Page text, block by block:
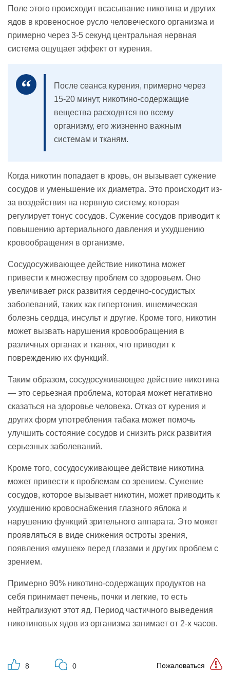
Поле этого происходит всасывание никотина и других
ядов в кровеносное русло человеческого организма и
примерно через 3-5 секунд центральная нервная
система ощущает эффект от курения.
После сеанса курения, примерно через
15-20 минут, никотино-содержащие
вещества расходятся по всему
организму, его жизненно важным
системам и тканям.
Когда никотин попадает в кровь, он вызывает сужение
сосудов и уменьшение их диаметра. Это происходит из-
за воздействия на нервную систему, которая
регулирует тонус сосудов. Сужение сосудов приводит к
повышению артериального давления и ухудшению
кровообращения в организме.
Сосудосуживающее действие никотина может
привести к множеству проблем со здоровьем. Оно
увеличивает риск развития сердечно-сосудистых
заболеваний, таких как гипертония, ишемическая
болезнь сердца, инсульт и другие. Кроме того, никотин
может вызвать нарушения кровообращения в
различных органах и тканях, что приводит к
повреждению их функций.
Таким образом, сосудосуживающее действие никотина
— это серьезная проблема, которая может негативно
сказаться на здоровье человека. Отказ от курения и
других форм употребления табака может помочь
улучшить состояние сосудов и снизить риск развития
серьезных заболеваний.
Кроме того, сосудосуживающее действие никотина
может привести к проблемам со зрением. Сужение
сосудов, которое вызывает никотин, может приводить к
ухудшению кровоснабжения глазного яблока и
нарушению функций зрительного аппарата. Это может
проявляться в виде снижения остроты зрения,
появления «мушек» перед глазами и других проблем с
зрением.
Примерно 90% никотино-содержащих продуктов на
себя принимает печень, почки и легкие, то есть
нейтрализуют этот яд. Период частичного выведения
никотиновых ядов из организма занимает от 2-х часов.
8 0 Пожаловаться